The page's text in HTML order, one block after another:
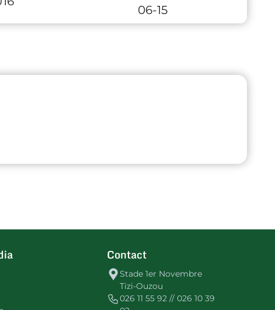
06-15
Contact
Stade 1er Novembre
Tizi-Ouzou
026 11 55 92 // 026 10 39